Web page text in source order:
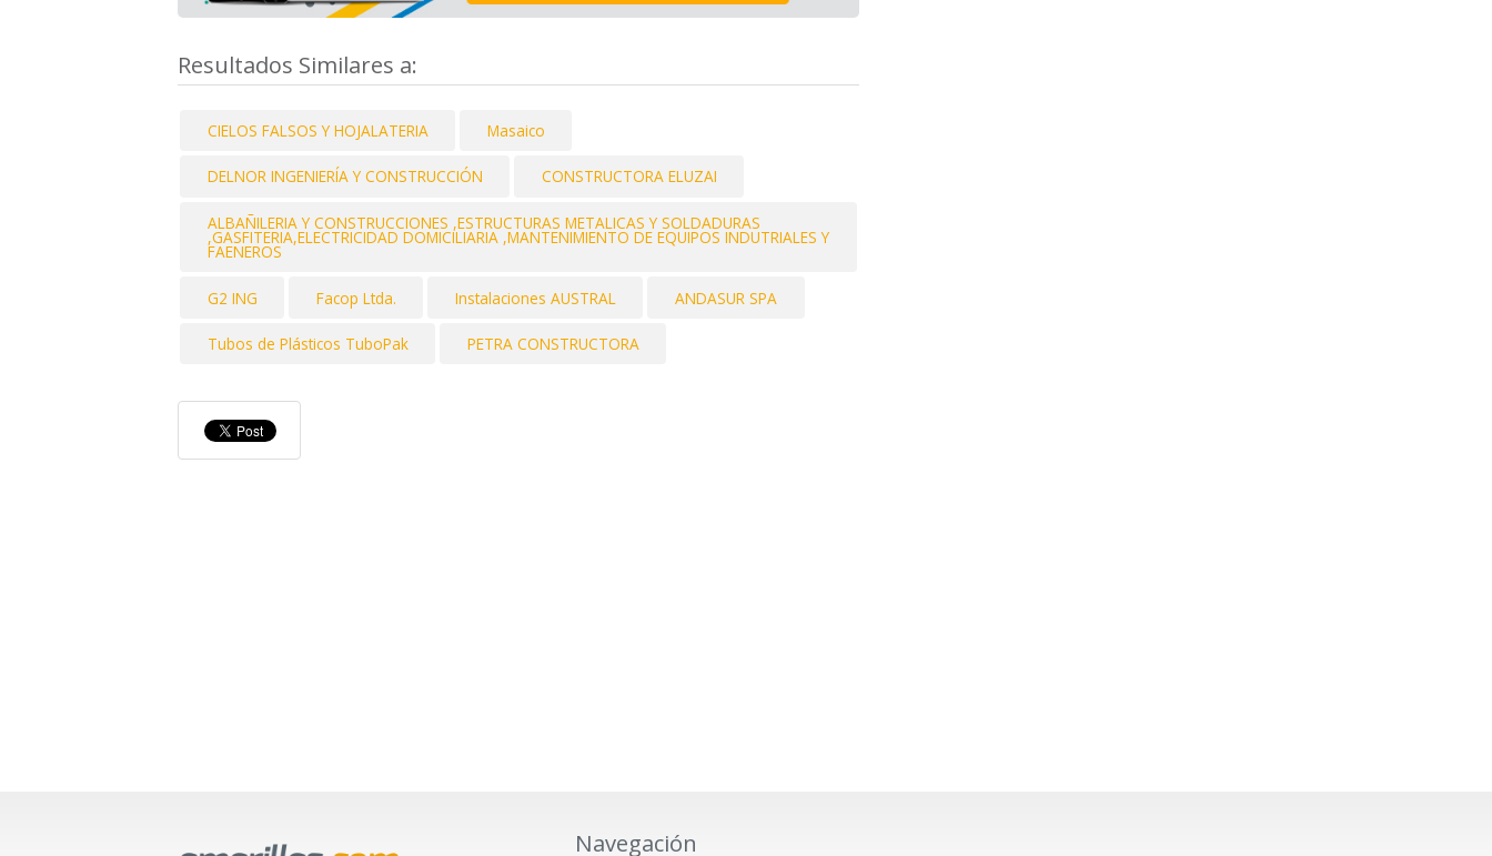
Resultados Similares a:
CIELOS FALSOS Y HOJALATERIA Masaico
DELNOR INGENIERÍA Y CONSTRUCCIÓN CONSTRUCTORA ELUZAI
ALBAÑILERIA Y CONSTRUCCIONES ,ESTRUCTURAS METALICAS Y SOLDADURAS
,GASFITERIA,ELECTRICIDAD DOMICILIARIA ,MANTENIMIENTO DE EQUIPOS INDUTRIALES Y
FAENEROS
G2 ING Facop Ltda. Instalaciones AUSTRAL ANDASUR SPA
Tubos de Plásticos TuboPak PETRA CONSTRUCTORA
Navegación